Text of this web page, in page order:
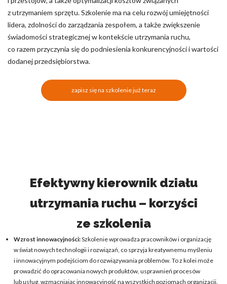
z utrzymaniem sprzętu. Szkolenie ma na celu rozwój umiejętności
lidera, zdolności do zarządzania zespołem, a także zwiększenie
świadomości strategicznej w kontekście utrzymania ruchu,
co razem przyczynia się do podniesienia konkurencyjności i wartości
dodanej przedsiębiorstwa.
zapisz się na szkolenie już teraz
Efektywny kierownik działu
utrzymania ruchu – korzyści
ze szkolenia
Wzrost innowacyjności:Szkolenie wprowadza pracowników i organizację
w świat nowych technologii i rozwiązań, co sprzyja kreatywnemu myśleniu
i innowacyjnym podejściom do rozwiązywania problemów. To z kolei może
prowadzić do opracowania nowych produktów, usprawnień procesów
lub usług, wzmacniając innowacyjność na wszystkich poziomach organizacji.